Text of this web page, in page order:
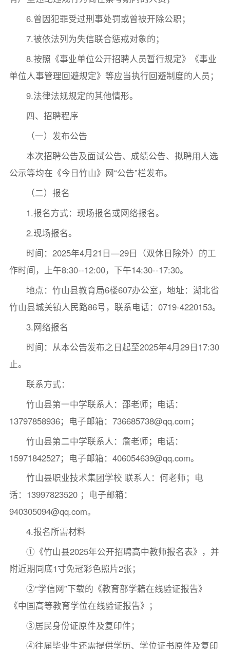
6.曾因犯罪受过刑事处罚或曾被开除公职；
7.被依法列为失信联合惩戒对象的；
8.按照《事业单位公开招聘人员暂行规定》《事业
单位人事管理回避规定》等应当执行回避制度的人员；
9.法律法规规定的其他情形。
四、招聘程序
（一）发布公告
本次招聘公告及面试公告、成绩公告、拟聘用人选
公示等均在《今日竹山》网“公告”栏发布。
（二）报名
1.报名方式：现场报名或网络报名。
2.现场报名。
时间：2025年4月21日—29日（双休日除外）的工
作时间，上午8:30--12:00，下午14:30--17:30。
地点：竹山县教育局6楼607办公室，地址：湖北省
竹山县城关镇人民路86号，联系电话：0719-4220153。
3.网络报名
时间：从本公告发布之日起至2025年4月29日17:30
止。
联系方式：
竹山县第一中学联系人：邵老师；电话：
13797858936；电子邮箱：736685738@qq.com；
竹山县第二中学联系人：詹老师；电话：
15971842527；电子邮箱：406054639@qq.com。
竹山县职业技术集团学校 联系人：何老师；电
话：13997823520 ；电子邮箱：
940305094@qq.com。
4.报名所需材料
①《竹山县2025年公开招聘高中教师报名表》，并
附近期同底1寸免冠彩色照片2张；
②“学信网”下载的《教育部学籍在线验证报告》
《中国高等教育学位在线验证报告》；
③居民身份证原件及复印件；
④往届毕业生还需提供学历、学位证书原件及复印